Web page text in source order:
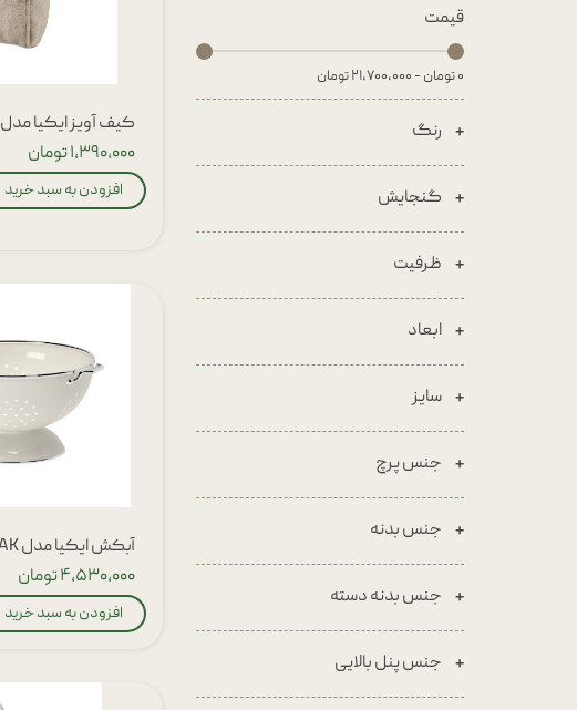
قیمت
۰ تومان - ۲۱,۷۰۰,۰۰۰ تومان
رنگ
گنجایش
ظرفیت
ابعاد
سایز
جنس پرچ
جنس بدنه
جنس بدنه دسته
جنس پنل بالایی
کیف آویز ایکیا مدل NEREBY
۱,۳۹۰,۰۰۰ تومان
افزودن به سبد خرید
آبکش ایکیا مدل GEMAK
۴,۵۳۰,۰۰۰ تومان
افزودن به سبد خرید